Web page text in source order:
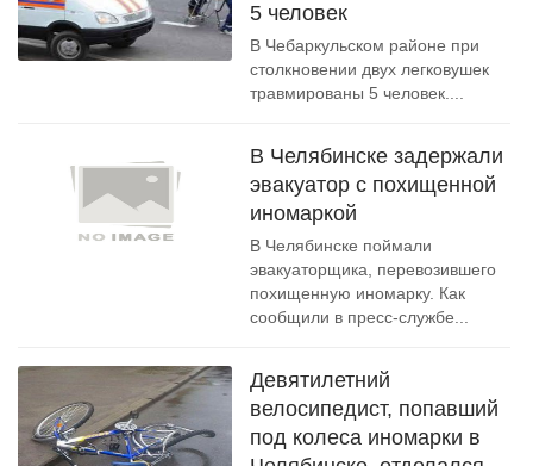
5 человек
В Чебаркульском районе при
столкновении двух легковушек
травмированы 5 человек....
В Челябинске задержали
эвакуатор с похищенной
иномаркой
В Челябинске поймали
эвакуаторщика, перевозившего
похищенную иномарку. Как
сообщили в пресс-службе...
Девятилетний
велосипедист, попавший
под колеса иномарки в